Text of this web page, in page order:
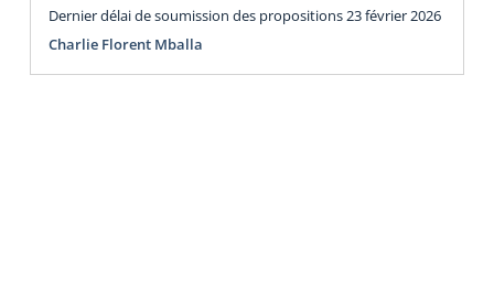
Dernier délai de soumission des propositions 23 février 2026
Charlie Florent Mballa